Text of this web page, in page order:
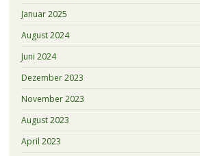
Januar 2025
August 2024
Juni 2024
Dezember 2023
November 2023
August 2023
April 2023